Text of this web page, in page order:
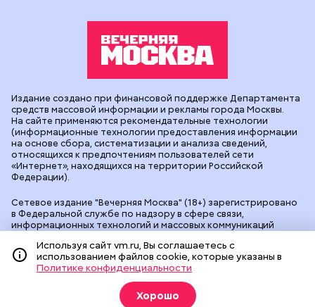
Сетевое издание "Вечерняя Москва" (18+) зарегистрировано
в Федеральной службе по надзору в сфере связи,
информационных технологий и массовых коммуникаций
90524 от 09.12.2025. Учредитель: АО "Редакция газеты
"Вечерняя Москва". Главный редактор vm.ru: Александр
Геннадьевич Глуходедов. Адрес редакции: 127015, г.Москва,
Бумажный пр-д, д. 14, стр. 2. Телефон:+7(499)557-04-24
. Почта для связи с редакцией сайта:
Издание создано при финансовой поддержке Департамента
средств массовой информации и рекламы города Москвы.
На сайте применяются рекомендательные технологии
(информационные технологии предоставления информации
на основе сбора, систематизации и анализа сведений,
относящихся к предпочтениям пользователей сети
«Интернет», находящихся на территории Российской
Федерации).
Используя сайт vm.ru, Вы соглашаетесь с
использованием файлов cookie, которые указаны в
Политике конфиденциальности
Хорошо